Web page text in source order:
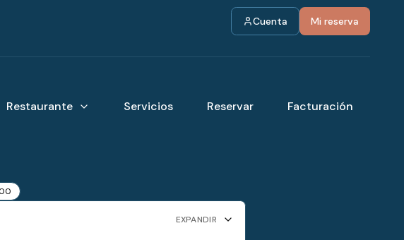
Cuenta Mi reserva
Restaurante Servicios Reservar Facturación
00
EXPANDIR